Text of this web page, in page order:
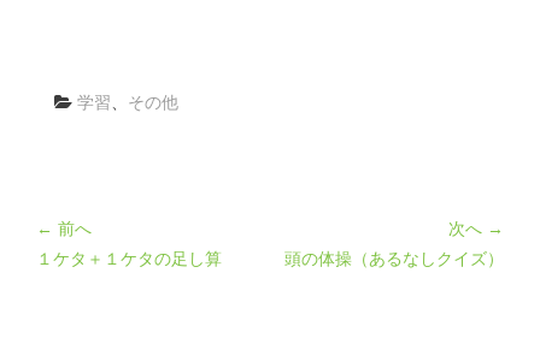
学習 その他
← 前へ
１ケタ＋１ケタの足し算
次へ →
頭の体操（あるなしクイズ）